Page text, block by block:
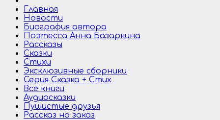
Главная
Новости
Биография автора
Поэтесса Анна Базаркина
Рассказы
Сказки
Стихи
Эксклюзивные сборники
Серия Сказка + Стих
Все книги
Аудиосказки
Пушистые друзья
Рассказ на заказ